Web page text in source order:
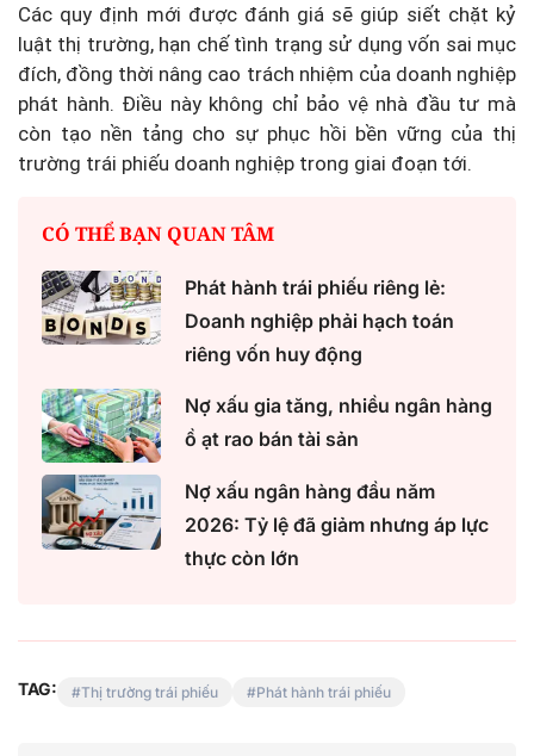
Các quy định mới được đánh giá sẽ giúp siết chặt kỷ
luật thị trường, hạn chế tình trạng sử dụng vốn sai mục
đích, đồng thời nâng cao trách nhiệm của doanh nghiệp
phát hành. Điều này không chỉ bảo vệ nhà đầu tư mà
còn tạo nền tảng cho sự phục hồi bền vững của thị
trường trái phiếu doanh nghiệp trong giai đoạn tới.
CÓ THỂ BẠN QUAN TÂM
Phát hành trái phiếu riêng lẻ:
Doanh nghiệp phải hạch toán
riêng vốn huy động
Nợ xấu gia tăng, nhiều ngân hàng
ồ ạt rao bán tài sản
Nợ xấu ngân hàng đầu năm
2026: Tỷ lệ đã giảm nhưng áp lực
thực còn lớn
TAG: Thị trường trái phiếu Phát hành trái phiếu